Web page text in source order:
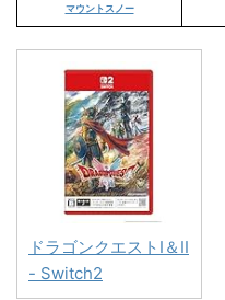
マウントスノー
ドラゴンクエストI＆II
- Switch2